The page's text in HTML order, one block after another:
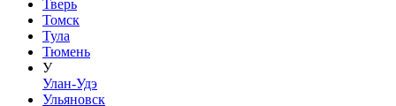
Тверь
Томск
Тула
Тюмень
У
Улан-Удэ
Ульяновск